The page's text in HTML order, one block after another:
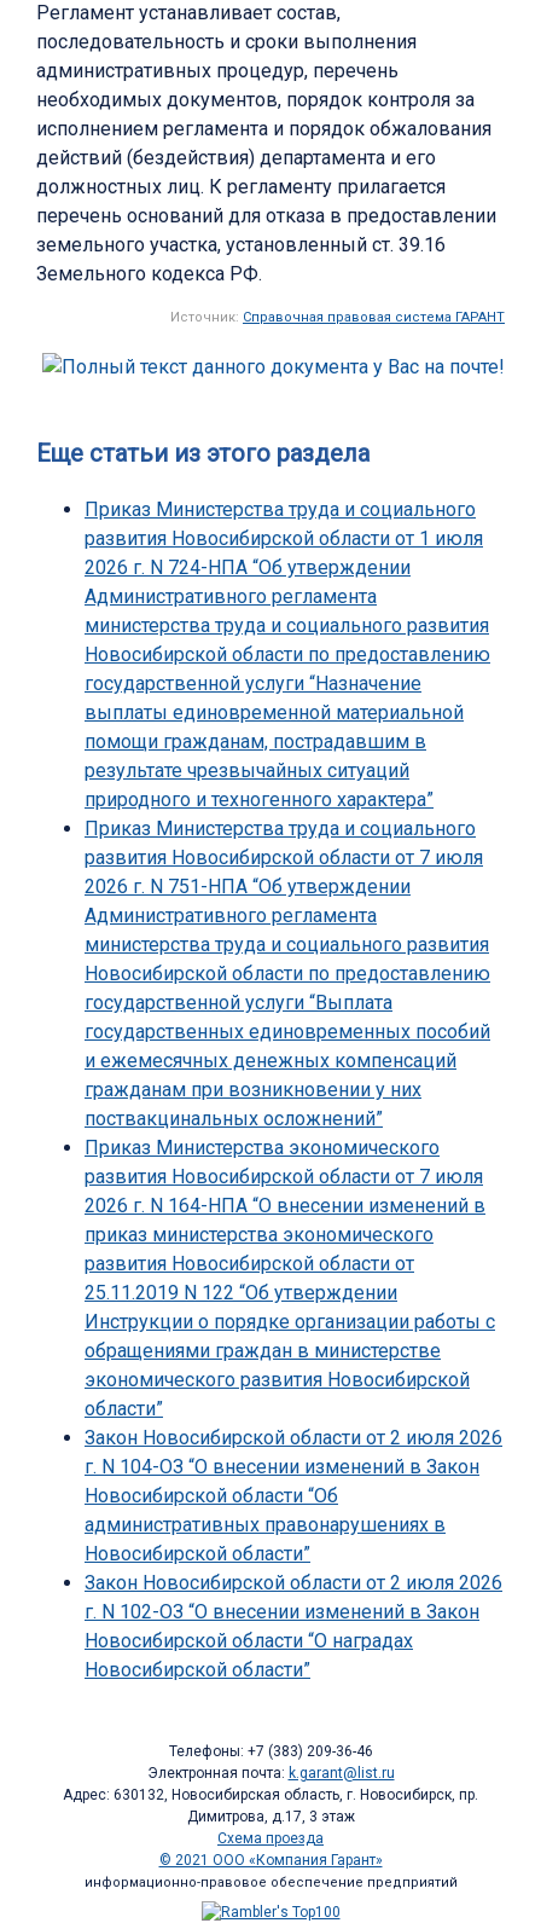
Регламент устанавливает состав,
последовательность и сроки выполнения
административных процедур, перечень
необходимых документов, порядок контроля за
исполнением регламента и порядок обжалования
действий (бездействия) департамента и его
должностных лиц. К регламенту прилагается
перечень оснований для отказа в предоставлении
земельного участка, установленный ст. 39.16
Земельного кодекса РФ.
Источник: Справочная правовая система ГАРАНТ
Еще статьи из этого раздела
Приказ Министерства труда и социального
развития Новосибирской области от 1 июля
2026 г. N 724-НПА “Об утверждении
Административного регламента
министерства труда и социального развития
Новосибирской области по предоставлению
государственной услуги “Назначение
выплаты единовременной материальной
помощи гражданам, пострадавшим в
результате чрезвычайных ситуаций
природного и техногенного характера”
Приказ Министерства труда и социального
развития Новосибирской области от 7 июля
2026 г. N 751-НПА “Об утверждении
Административного регламента
министерства труда и социального развития
Новосибирской области по предоставлению
государственной услуги “Выплата
государственных единовременных пособий
и ежемесячных денежных компенсаций
гражданам при возникновении у них
поствакцинальных осложнений”
Приказ Министерства экономического
развития Новосибирской области от 7 июля
2026 г. N 164-НПА “О внесении изменений в
приказ министерства экономического
развития Новосибирской области от
25.11.2019 N 122 “Об утверждении
Инструкции о порядке организации работы с
обращениями граждан в министерстве
экономического развития Новосибирской
области”
Закон Новосибирской области от 2 июля 2026
г. N 104-ОЗ “О внесении изменений в Закон
Новосибирской области “Об
административных правонарушениях в
Новосибирской области”
Закон Новосибирской области от 2 июля 2026
г. N 102-ОЗ “О внесении изменений в Закон
Новосибирской области “О наградах
Новосибирской области”
Телефоны: +7 (383) 209-36-46
Электронная почта: k.garant@list.ru
Адрес: 630132, Новосибирская область, г. Новосибирск, пр.
Димитрова, д.17, 3 этаж
Схема проезда
© 2021 ООО «Компания Гарант»
информационно-правовое обеспечение предприятий